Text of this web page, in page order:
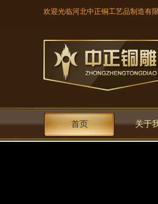
欢迎光临河北中正铜工艺品制造有
首页 关于